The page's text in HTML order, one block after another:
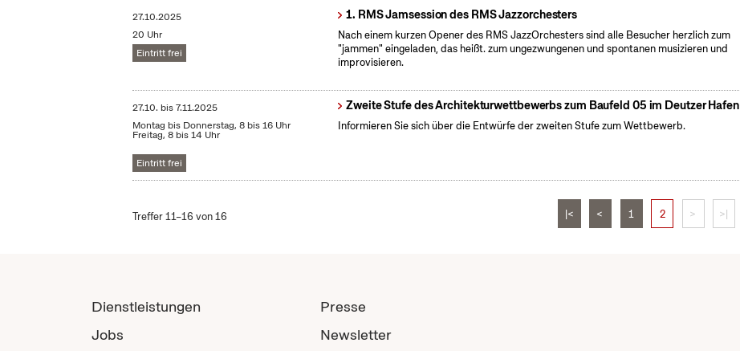
27.10.2025
20 Uhr
Eintritt frei
1. RMS Jamsession des RMS Jazzorchesters
Nach einem kurzen Opener des RMS JazzOrchesters sind alle Besucher herzlich zum
"jammen" eingeladen, das heißt. zum ungezwungenen und spontanen musizieren und
improvisieren.
27.10. bis7.11.2025
Montag bis Donnerstag, 8 bis 16 Uhr
Freitag, 8 bis 14 Uhr
Eintritt frei
Zweite Stufe des Architekturwettbewerbs zum Baufeld 05 im Deutzer Hafen
Informieren Sie sich über die Entwürfe der zweiten Stufe zum Wettbewerb.
Treffer 11–16 von 16 |< < 1 2 > >|
Dienstleistungen
Jobs
Presse
Newsletter